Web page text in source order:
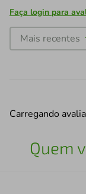
Faça login para
Mais recentes
Carregando
Quem